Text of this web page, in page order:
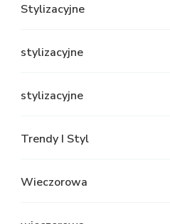
Stylizacyjne
stylizacyjne
stylizacyjne
Trendy I Styl
Wieczorowa